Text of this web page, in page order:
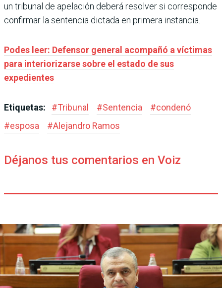
un tribunal de apelación deberá resolver si corresponde
confirmar la sentencia dictada en primera instancia.
Podes leer: Defensor general acompañó a víctimas
para interiorizarse sobre el estado de sus
expedientes
Etiquetas: #Tribunal #Sentencia #condenó
#esposa #Alejandro Ramos
Déjanos tus comentarios en Voiz